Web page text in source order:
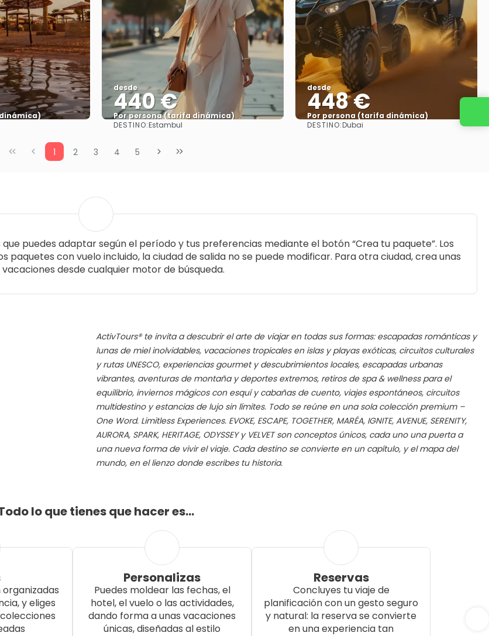
desde
440 €
Por persona (tarifa dinámica)
Ver más
DESTINO:Estambul
desde
448 €
Por persona (tarifa dinámica)
DESTINO:Dubai
1 2 3 4 5
puedes adaptar según el período y tus preferencias mediante el botón “Crea tu paquete”. Los
con vuelo incluido, la ciudad de salida no se puede modificar. Para otra ciudad, crea unas
vacaciones desde cualquier motor de búsqueda.
ActivTours® te invita a descubrir el arte de viajar en todas sus formas: escapadas románticas y
lunas de miel inolvidables, vacaciones tropicales en islas y playas exóticas, circuitos culturales
y rutas UNESCO, experiencias gourmet y descubrimientos locales, escapadas urbanas
vibrantes, aventuras de montaña y deportes extremos, retiros de spa & wellness para el
equilibrio, inviernos mágicos con esquí y cabañas de cuento, viajes espontáneos, circuitos
multidestino y estancias de lujo sin límites. Todo se reúne en una sola colección premium –
One Word. Limitless Experiences. EVOKE, ESCAPE, TOGETHER, MARÉA, IGNITE, AVENUE, SERENITY,
AURORA, SPARK, HERITAGE, ODYSSEY y VELVET son conceptos únicos, cada uno una puerta a
una nueva forma de vivir el viaje. Cada destino se convierte en un capítulo, y el mapa del
mundo, en el lienzo donde escribes tu historia.
lo que tienes que hacer es…
y eliges
Personalizas
Puedes moldear las fechas, el
hotel, el vuelo o las actividades,
dando forma a unas vacaciones
únicas, diseñadas al estilo
Reservas
Concluyes tu viaje de
planificación con un gesto seguro
y natural: la reserva se convierte
en una experiencia tan